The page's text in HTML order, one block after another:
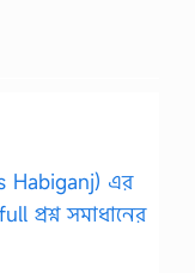
Habiganj) এর
প্রশ্ন সমাধানের